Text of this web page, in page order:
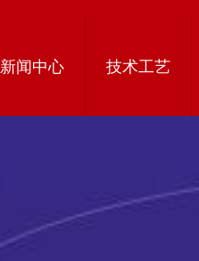
新闻中心 技术工艺